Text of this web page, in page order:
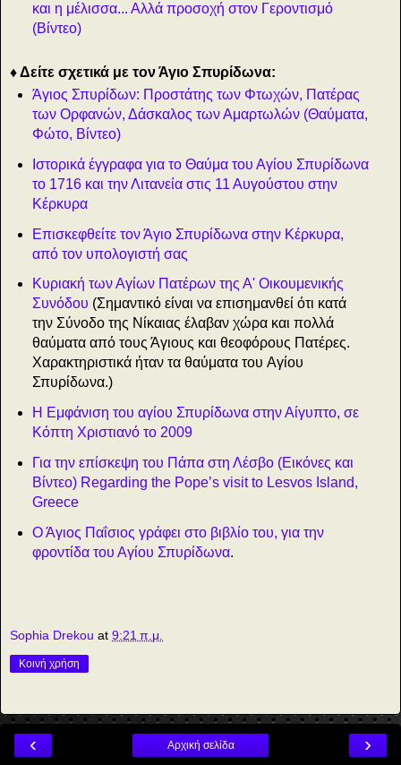
και η μέλισσα... Αλλά προσοχή στον Γεροντισμό
(Βίντεο)
♦ Δείτε σχετικά με τον Άγιο Σπυρίδωνα:
Άγιος Σπυρίδων: Προστάτης των Φτωχών, Πατέρας
των Ορφανών, Δάσκαλος των Αμαρτωλών (Θαύματα,
Φώτο, Βίντεο)
Ιστορικά έγγραφα για το Θαύμα του Αγίου Σπυρίδωνα
το 1716 και την Λιτανεία στις 11 Αυγούστου στην
Κέρκυρα
Επισκεφθείτε τον Άγιο Σπυρίδωνα στην Κέρκυρα,
από τον υπολογιστή σας
Κυριακή των Αγίων Πατέρων της Α' Οικουμενικής
Συνόδου (Σημαντικό είναι να επισημανθεί ότι κατά
την Σύνοδο της Νίκαιας έλαβαν χώρα και πολλά
θαύματα από τους Άγιους και θεοφόρους Πατέρες.
Χαρακτηριστικά ήταν τα θαύματα του Αγίου
Σπυρίδωνα.)
Η Εμφάνιση του αγίου Σπυρίδωνα στην Αίγυπτο, σε
Κόπτη Χριστιανό το 2009
Για την επίσκεψη του Πάπα στη Λέσβο (Εικόνες και
Βίντεο) Regarding the Pope’s visit to Lesvos Island,
Greece
Ο Άγιος Παΐσιος γράφει στο βιβλίο του, για την
φροντίδα του Αγίου Σπυρίδωνα.
Sophia Drekou at 9:21 π.μ.
Κοινή χρήση
‹ ›
Αρχική σελίδα